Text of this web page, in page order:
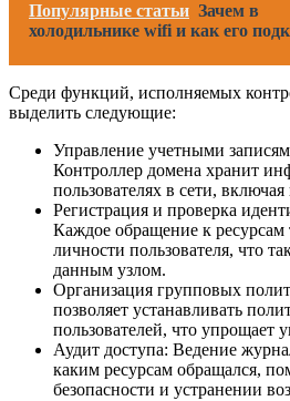
Популярные статьи Зачем в
холодильнике wifi и как его
Среди функций, исполняемых
выделить следующие:
Управление учетными
Контроллер домена хранит
пользователях в сети,
Регистрация и проверка
Каждое обращение к ресурсам
личности пользователя, что
данным узлом.
Организация групповых
позволяет устанавливать
пользователей, что упрощает
Аудит доступа: Ведение
каким ресурсам обращался,
безопасности и устранении